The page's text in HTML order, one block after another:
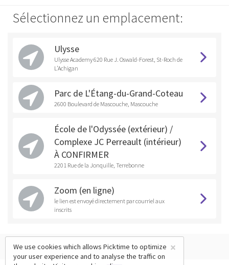
Sélectionnez un emplacement:
Ulysse
Ulysse Academy 620 Rue J. Oswald-Forest, St-Roch de
L’Achigan
Parc de L'Étang-du-Grand-Coteau
2600 Boulevard de Mascouche, Mascouche
École de l'Odyssée (extérieur) /
Complexe JC Perreault (intérieur)
À CONFIRMER
2201 Rue de la Jonquille, Terrebonne
Zoom (en ligne)
le lien est envoyé directement par courriel aux
inscrits
×
We use cookies which allows Picktime to optimize
your user experience and to analyse the traffic on